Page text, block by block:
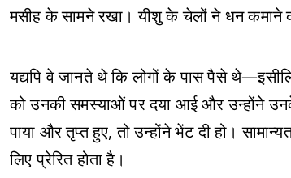
मसीह के सामने रखा। यीशु के चेलों ने धन कमाने
यद्यपि वे जानते थे कि लोगों के पास पैसे
को उनकी समस्याओं पर दया आई और उन्होंने
पाया और तृप्त हुए, तो उन्होंने भेंट दी हो।
लिए प्रेरित होता है।